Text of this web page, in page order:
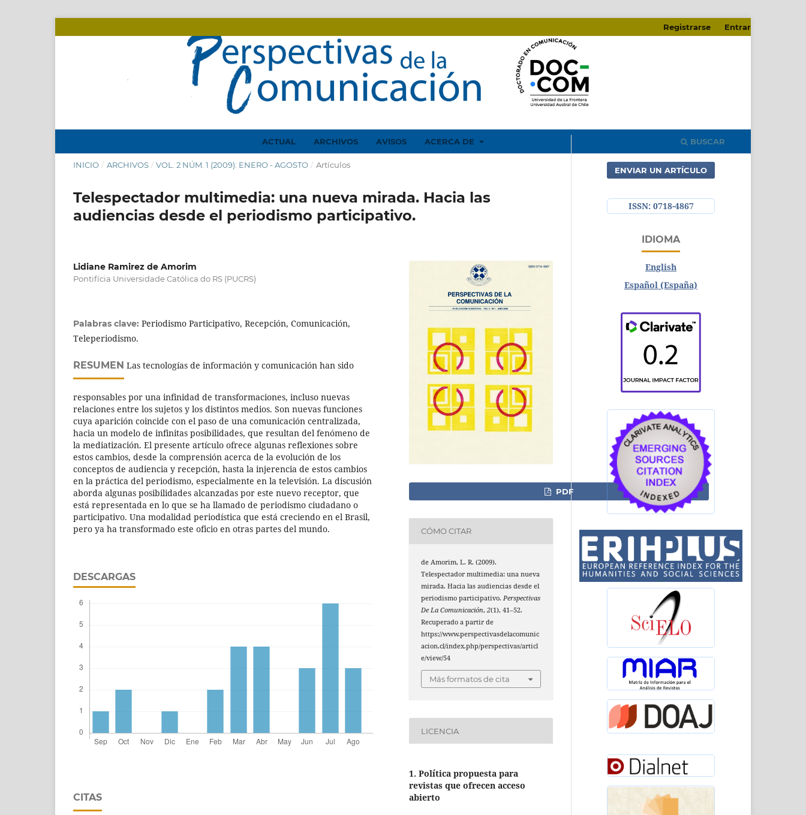
ACTUAL ARCHIVOS AVISOS ACERCA DE BUSCAR
Registrarse Entrar
INICIO / ARCHIVOS / VOL. 2 NÚM. 1 (2009): ENERO - AGOSTO / Artículos
Telespectador multimedia: una nueva mirada. Hacia las
audiencias desde el periodismo participativo.
Lidiane Ramirez de Amorim
Pontifícia Universidade Católica do RS (PUCRS)
Palabras clave: Periodismo Participativo, Recepción, Comunicación,
Teleperiodismo.
RESUMEN Las tecnologías de información y comunicación han sido
responsables por una infinidad de transformaciones, incluso nuevas
relaciones entre los sujetos y los distintos medios. Son nuevas funciones
cuya aparición coincide con el paso de una comunicación centralizada,
hacia un modelo de infinitas posibilidades, que resultan del fenómeno de
la mediatización. El presente artículo ofrece algunas reflexiones sobre
estos cambios, desde la comprensión acerca de la evolución de los
conceptos de audiencia y recepción, hasta la injerencia de estos cambios
en la práctica del periodismo, especialmente en la televisión. La discusión
aborda algunas posibilidades alcanzadas por este nuevo receptor, que
está representada en lo que se ha llamado de periodismo ciudadano o
participativo. Una modalidad periodística que está creciendo en el Brasil,
pero ya ha transformado este oficio en otras partes del mundo.
DESCARGAS
CITAS
PDF
CÓMO CITAR
de Amorim, L. R. (2009).
Telespectador multimedia: una nueva
mirada. Hacia las audiencias desde el
periodismo participativo. Perspectivas
De La Comunicación,2(1), 41–52.
Recuperado a partir de
https://www.perspectivasdelacomunic
acion.cl/index.php/perspectivas/articl
e/view/54
Más formatos de cita
LICENCIA
1. Política propuesta para
revistas que ofrecen acceso
abierto
ENVIAR UN ARTÍCULO
ISSN: 0718-4867
IDIOMA
English
Español (España)